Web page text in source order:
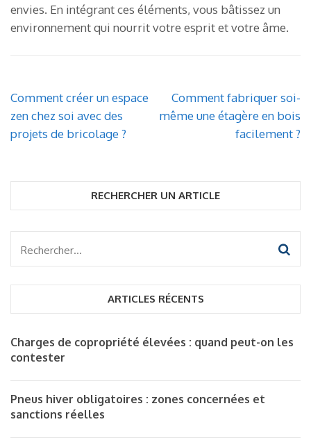
envies. En intégrant ces éléments, vous bâtissez un
environnement qui nourrit votre esprit et votre âme.
Navigation
de
l’article
Comment créer un espace
zen chez soi avec des
projets de bricolage ?
Comment fabriquer soi-
même une étagère en bois
facilement ?
RECHERCHER UN ARTICLE
Rechercher :
ARTICLES RÉCENTS
Charges de copropriété élevées : quand peut-on les
contester
Pneus hiver obligatoires : zones concernées et
sanctions réelles